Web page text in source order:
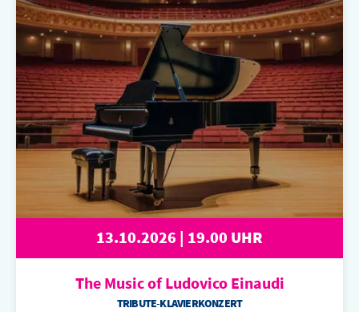
13.10.2026 | 19.00 UHR
The Music ofLudovico Einaudi
TRIBUTE-KLAVIERKONZERT